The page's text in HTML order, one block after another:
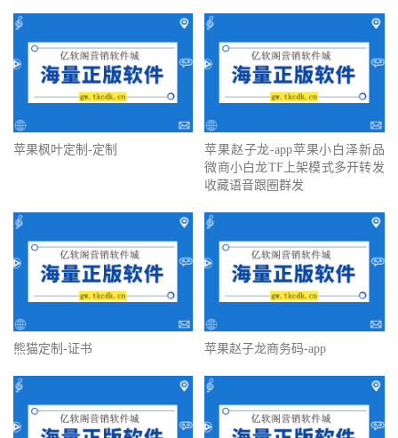
苹果枫叶定制-定制
苹果赵子龙-app苹果小白泽新品
微商小白龙TF上架模式多开转发
收藏语音跟圈群发
熊猫定制-证书 苹果赵子龙商务码-app